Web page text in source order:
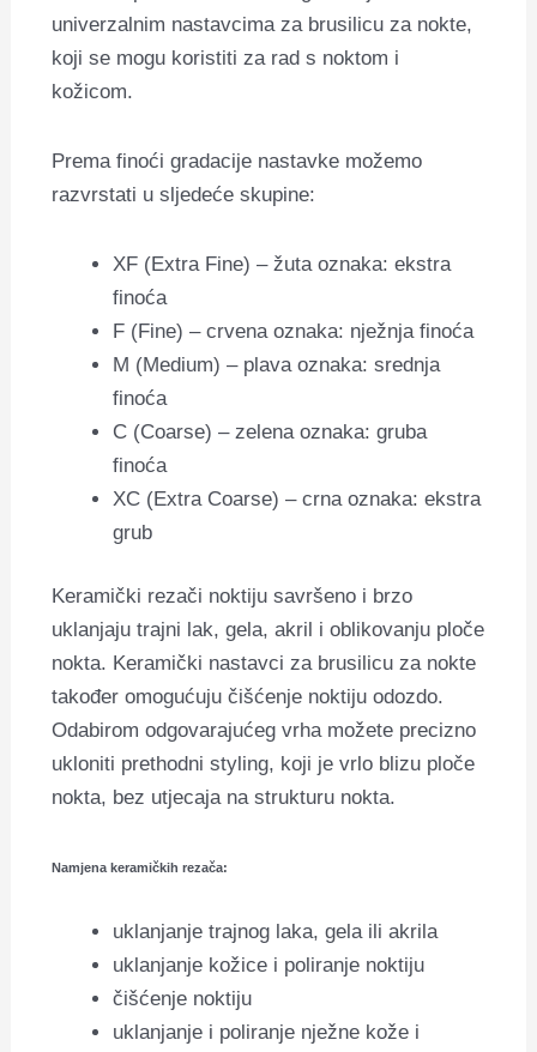
univerzalnim nastavcima za brusilicu za nokte,
koji se mogu koristiti za rad s noktom i
kožicom.
Prema finoći gradacije nastavke možemo
razvrstati u sljedeće skupine:
XF (Extra Fine) – žuta oznaka: ekstra
finoća
F (Fine) – crvena oznaka: nježnja finoća
M (Medium) – plava oznaka: srednja
finoća
C (Coarse) – zelena oznaka: gruba
finoća
XC (Extra Coarse) – crna oznaka: ekstra
grub
Keramički rezači noktiju savršeno i brzo
uklanjaju trajni lak, gela, akril i oblikovanju ploče
nokta. Keramički nastavci za brusilicu za nokte
također omogućuju čišćenje noktiju odozdo.
Odabirom odgovarajućeg vrha možete precizno
ukloniti prethodni styling, koji je vrlo blizu ploče
nokta, bez utjecaja na strukturu nokta.
Namjena keramičkih rezača:
uklanjanje trajnog laka, gela ili akrila
uklanjanje kožice i poliranje noktiju
čišćenje noktiju
uklanjanje i poliranje nježne kože i